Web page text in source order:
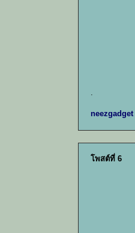
.
neezgadget
โพสต์ที่ 6